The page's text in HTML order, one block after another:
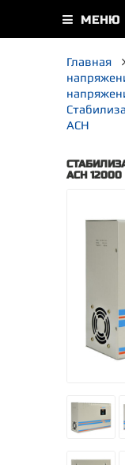
МЕНЮ
Главная
АСН
АСН